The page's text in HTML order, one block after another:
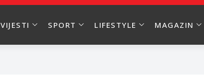
VIJESTI SPORT LIFESTYLE MAGAZIN